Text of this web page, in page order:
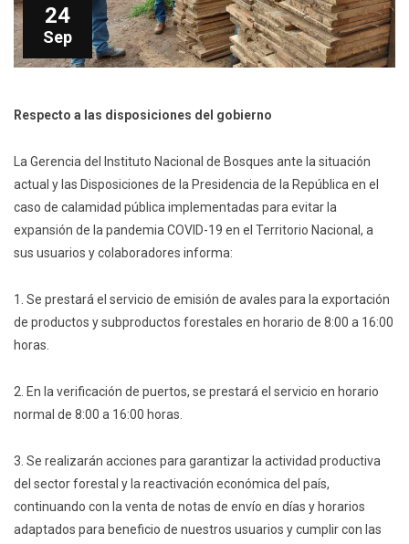
24
Sep
Respecto a las disposiciones del gobierno
La Gerencia del Instituto Nacional de Bosques ante la situación
actual y las Disposiciones de la Presidencia de la República en el
caso de calamidad pública implementadas para evitar la
expansión de la pandemia COVID-19 en el Territorio Nacional, a
sus usuarios y colaboradores informa:
1. Se prestará el servicio de emisión de avales para la exportación
de productos y subproductos forestales en horario de 8:00 a 16:00
horas.
2. En la verificación de puertos, se prestará el servicio en horario
normal de 8:00 a 16:00 horas.
3. Se realizarán acciones para garantizar la actividad productiva
del sector forestal y la reactivación económica del país,
continuando con la venta de notas de envío en días y horarios
adaptados para beneficio de nuestros usuarios y cumplir con las